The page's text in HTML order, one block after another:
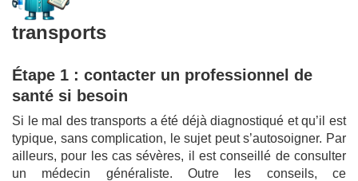
transports
Étape 1 : contacter un professionnel de
santé si besoin
Si le mal des transports a été déjà diagnostiqué et qu’il est
typique, sans complication, le sujet peut s’autosoigner. Par
ailleurs, pour les cas sévères, il est conseillé de consulter
un médecin généraliste. Outre les conseils, ce